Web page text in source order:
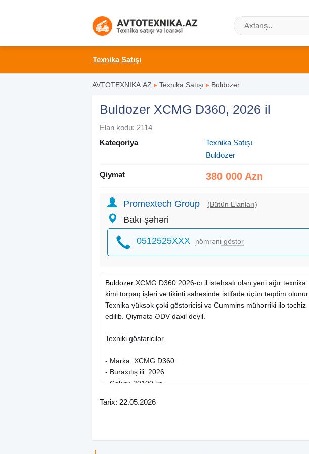
Texnika Satışı
AVTOTEXNIKA.AZ ▸ Texnika Satışı ▸ Buldozer
Buldozer XCMG D360, 2026 il
Elan kodu: 2114
Kateqoriya
Texnika Satışı
Buldozer
Qiymət 380 000 Azn
Promextech Group (Bütün Elanları)
Bakı şəhəri
0512525XXX nömrəni göstər
Buldozer XCMG D360 2026-cı il istehsalı olan yeni ağır texnika
kimi torpaq işləri və tikinti sahəsində istifadə üçün təqdim olunur.
Texnika yüksək çəki göstəricisi və Cummins mühərriki ilə təchiz
edilib. Qiymətə ƏDV daxil deyil.
Texniki göstəricilər
- Marka: XCMG D360
- Buraxılış ili: 2026
- Çəkisi: 39100 kq
- Cummins mühərriki ilə təchiz olunub
Tarix: 22.05.2026